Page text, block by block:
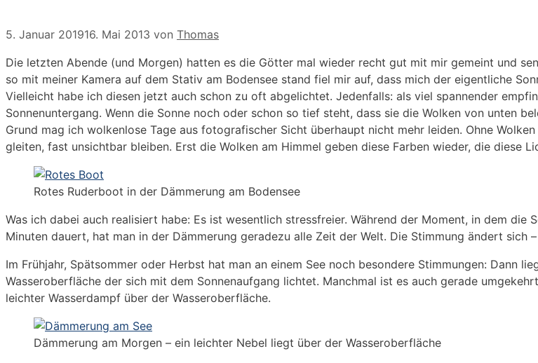
5. Januar 201916. Mai 2013 von Thomas
Die letzten Abende (und Morgen) hatten es die Götter mal wieder recht gut mit mir gemeint und
so mit meiner Kamera auf dem Stativ am Bodensee stand fiel mir auf, dass mich der eigentliche
Vielleicht habe ich diesen jetzt auch schon zu oft abgelichtet. Jedenfalls: als viel spannender
Sonnenuntergang. Wenn die Sonne noch oder schon so tief steht, dass sie die Wolken von unten
Grund mag ich wolkenlose Tage aus fotografischer Sicht überhaupt nicht mehr leiden. Ohne
gleiten, fast unsichtbar bleiben. Erst die Wolken am Himmel geben diese Farben wieder, die diese
Rotes Ruderboot in der Dämmerung am Bodensee
Was ich dabei auch realisiert habe: Es ist wesentlich stressfreier. Während der Moment, in dem
Minuten dauert, hat man in der Dämmerung geradezu alle Zeit der Welt. Die Stimmung ändert sich
Im Frühjahr, Spätsommer oder Herbst hat man an einem See noch besondere Stimmungen: Dann
Wasseroberfläche der sich mit dem Sonnenaufgang lichtet. Manchmal ist es auch gerade
leichter Wasserdampf über der Wasseroberfläche.
Dämmerung am Morgen – ein leichter Nebel liegt über der Wasseroberfläche